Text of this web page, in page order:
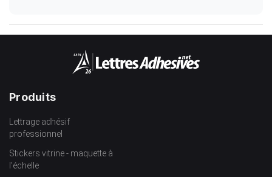
Produits
Lettrage adhésif
professionnel
Stickers vitrine - maquette à
l’échelle